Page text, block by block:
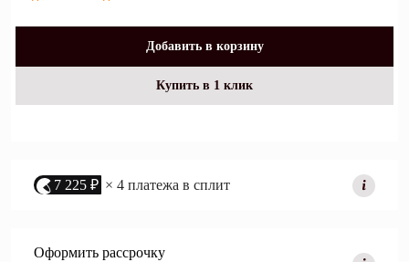
Добавить в корзину
Купить в 1 клик
7 225 ₽ × 4 платежа в сплит
Оформить рассрочку